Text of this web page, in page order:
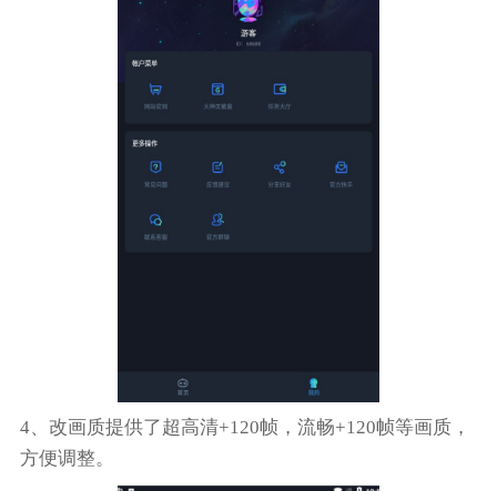
4、改画质提供了超高清+120帧，流畅+120帧等画质，
方便调整。